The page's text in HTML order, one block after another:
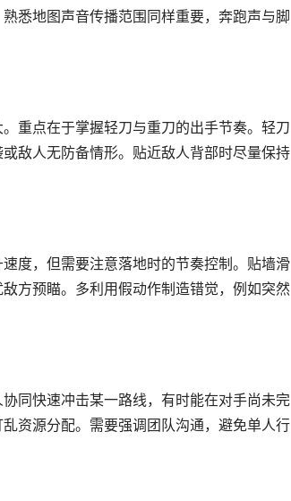
悉地图声音传播范围同样重要，奔跑声与脚
重点在于掌握轻刀与重刀的出手节奏。轻刀
敌人无防备情形。贴近敌人背部时尽量保持
度，但需要注意落地时的节奏控制。贴墙滑
方预瞄。多利用假动作制造错觉，例如突然
同快速冲击某一路线，有时能在对手尚未完
资源分配。需要强调团队沟通，避免单人行